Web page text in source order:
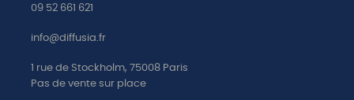
09 52 661 621
info@diffusia.fr
1 rue de Stockholm, 75008 Paris
Pas de vente sur place